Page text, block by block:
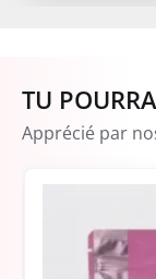
TU
Apprécié par